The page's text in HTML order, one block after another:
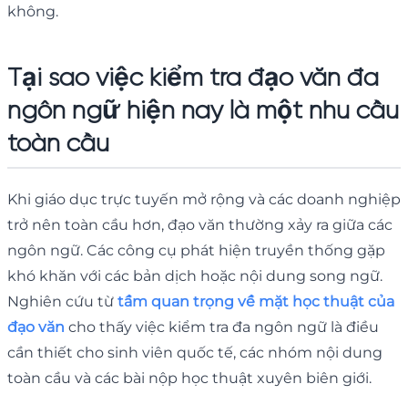
không.
Tại sao việc kiểm tra đạo văn đa
ngôn ngữ hiện nay là một nhu cầu
toàn cầu
Khi giáo dục trực tuyến mở rộng và các doanh nghiệp
trở nên toàn cầu hơn, đạo văn thường xảy ra giữa các
ngôn ngữ. Các công cụ phát hiện truyền thống gặp
khó khăn với các bản dịch hoặc nội dung song ngữ.
Nghiên cứu từ tầm quan trọng về mặt học thuật của
đạo văn cho thấy việc kiểm tra đa ngôn ngữ là điều
cần thiết cho sinh viên quốc tế, các nhóm nội dung
toàn cầu và các bài nộp học thuật xuyên biên giới.